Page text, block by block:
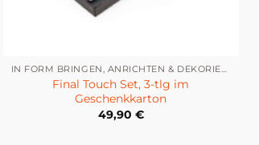
IN FORM BRINGEN, ANRICHTEN & DEKORIEREN
Final Touch Set, 3-tlg im
Geschenkkarton
49,90 €